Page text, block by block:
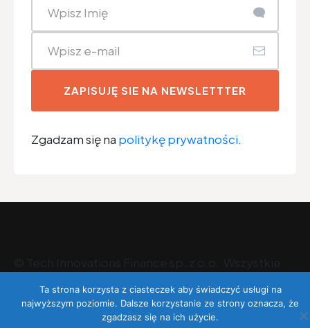
ZAPISUJĘ SIE NA NEWSLETTTER
Zgadzam się na politykę prywatności.
Ta strona korzysta z ciasteczek aby świadczyć usługi na
najwyższym poziomie. Dalsze korzystanie ze strony oznacza, że
zgadzasz się na ich użycie.